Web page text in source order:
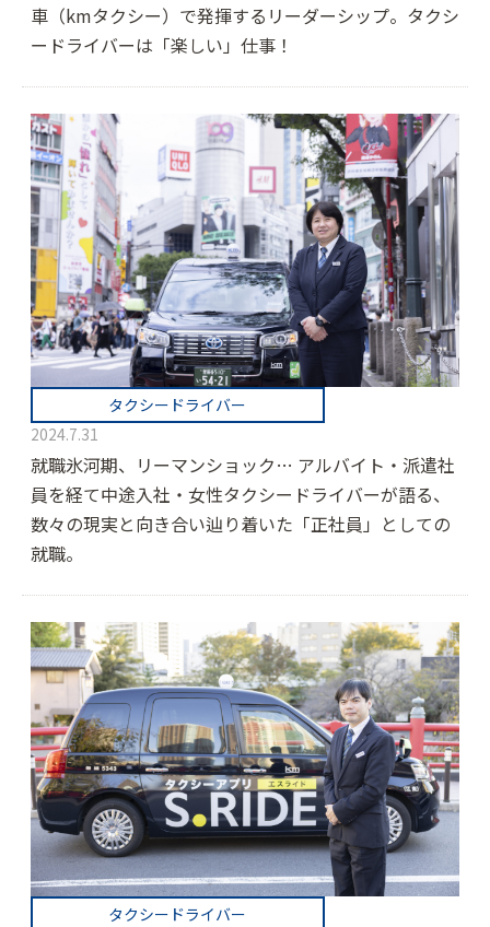
車（kmタクシー）で発揮するリーダーシップ。タクシ
ードライバーは「楽しい」仕事！
タクシードライバー
2024.7.31
就職氷河期、リーマンショック… アルバイト・派遣社
員を経て中途入社・女性タクシードライバーが語る、
数々の現実と向き合い辿り着いた「正社員」としての
就職。
タクシードライバー